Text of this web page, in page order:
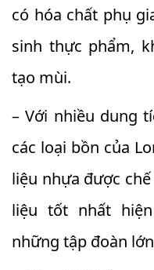
có hóa chất phụ
sinh thực phẩm,
tạo mùi.
– Với nhiều dung
các loại bồn của
liệu nhựa được
liệu tốt nhất
những tập đoàn